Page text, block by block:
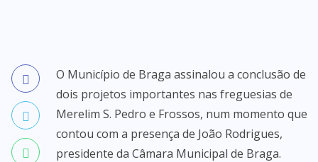
O Município de Braga assinalou a conclusão de
dois projetos importantes nas freguesias de
Merelim S. Pedro e Frossos, num momento que
contou com a presença de João Rodrigues,
presidente da Câmara Municipal de Braga.